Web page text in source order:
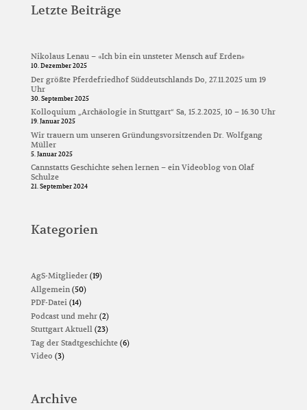
Letzte Beiträge
Nikolaus Lenau – »Ich bin ein unsteter Mensch auf Erden«
10. Dezember 2025
Der größte Pferdefriedhof Süddeutschlands Do, 27.11.2025 um 19
Uhr
30. September 2025
Kolloquium „Archäologie in Stuttgart“ Sa, 15.2.2025, 10 – 16.30 Uhr
19. Januar 2025
Wir trauern um unseren Gründungsvorsitzenden Dr. Wolfgang
Müller
5. Januar 2025
Cannstatts Geschichte sehen lernen – ein Videoblog von Olaf
Schulze
21. September 2024
Kategorien
AgS-Mitglieder(19)
Allgemein(50)
PDF-Datei(14)
Podcast und mehr(2)
Stuttgart Aktuell(23)
Tag der Stadtgeschichte(6)
Video (3)
Archive